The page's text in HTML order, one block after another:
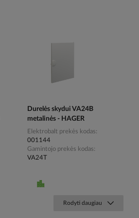
Durelės skydui VA24B
metalinės - HAGER
Elektrobalt prekės kodas
001144
Gamintojo prekės kodas
VA24T
Rodyti daugiau